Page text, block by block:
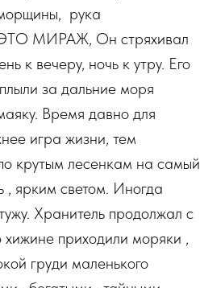
рука
-ЭТО МИРАЖ, Он стряхивал
к вечеру, ночь к утру. Его
за дальние моря
Время давно для
игра жизни, тем
крутым лесенкам на самый
ярким светом. Иногда
Хранитель продолжал с
хижине приходили моряки ,
груди маленького